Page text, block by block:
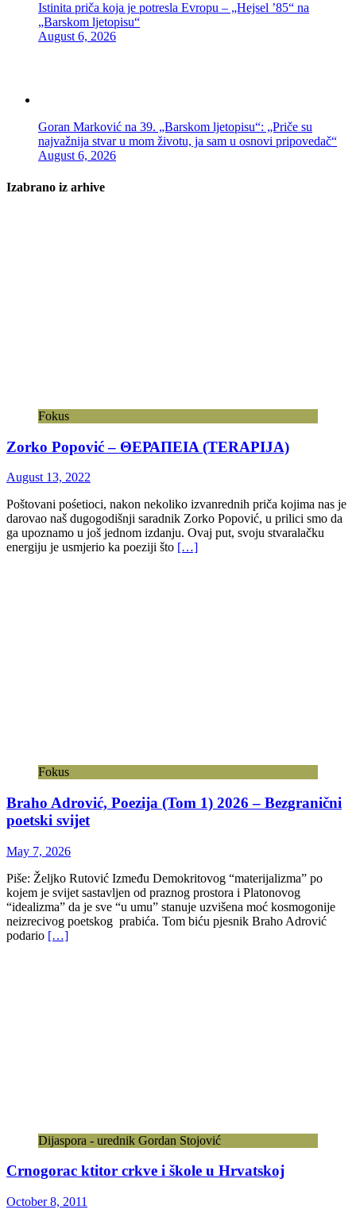
Istinita priča koja je potresla Evropu – „Hejsel ’85“ na
„Barskom ljetopisu“
August 6, 2026
Goran Marković na 39. „Barskom ljetopisu“: „Priče su
najvažnija stvar u mom životu, ja sam u osnovi pripovedač“
August 6, 2026
Izabrano iz arhive
Fokus
Zorko Popović – ΘΕΡΑΠΕΙΑ (TERAPIJA)
August 13, 2022
Poštovani pośetioci, nakon nekoliko izvanrednih priča kojima nas je
darovao naš dugogodišnji saradnik Zorko Popović, u prilici smo da
ga upoznamo u još jednom izdanju. Ovaj put, svoju stvaralačku
energiju je usmjerio ka poeziji što […]
Fokus
Braho Adrović, Poezija (Tom 1) 2026 – Bezgranični
poetski svijet
May 7, 2026
Piše: Željko Rutović Između Demokritovog “materijalizma” po
kojem je svijet sastavljen od praznog prostora i Platonovog
“idealizma” da je sve “u umu” stanuje uzvišena moć kosmogonije
neizrecivog poetskog prabića. Tom biću pjesnik Braho Adrović
podario […]
Dijaspora - urednik Gordan Stojović
Crnogorac ktitor crkve i škole u Hrvatskoj
October 8, 2011